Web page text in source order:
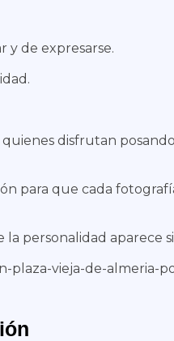
y de expresarse.
disfrutan
para que cada
personalidad aparece